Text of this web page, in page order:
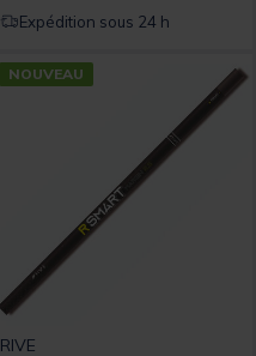
Expédition sous 24 h
NOUVEAU
RIVE